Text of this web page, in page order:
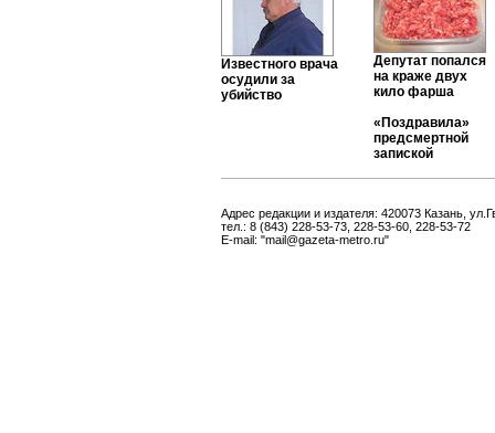
Известного врача
осудили за
убийство
Депутат попался
на краже двух
кило фарша
«Поздравила»
предсмертной
запиской
Адрес редакции и издателя: 420073 Казань,
тел.: 8 (843) 228-53-73, 228-53-60, 228-53-72
E-mail: "mail@gazeta-metro.ru"